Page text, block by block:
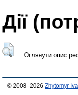
Дії
Оглянути опис
© 2008–2026 Zhytomyr